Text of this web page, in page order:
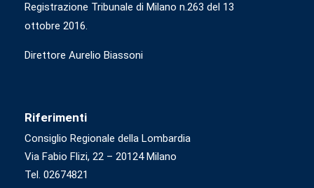
Registrazione Tribunale di Milano n.263 del 13
ottobre 2016.
Direttore Aurelio Biassoni
Riferimenti
Consiglio Regionale della Lombardia
Via Fabio Flizi, 22 – 20124 Milano
Tel. 02674821